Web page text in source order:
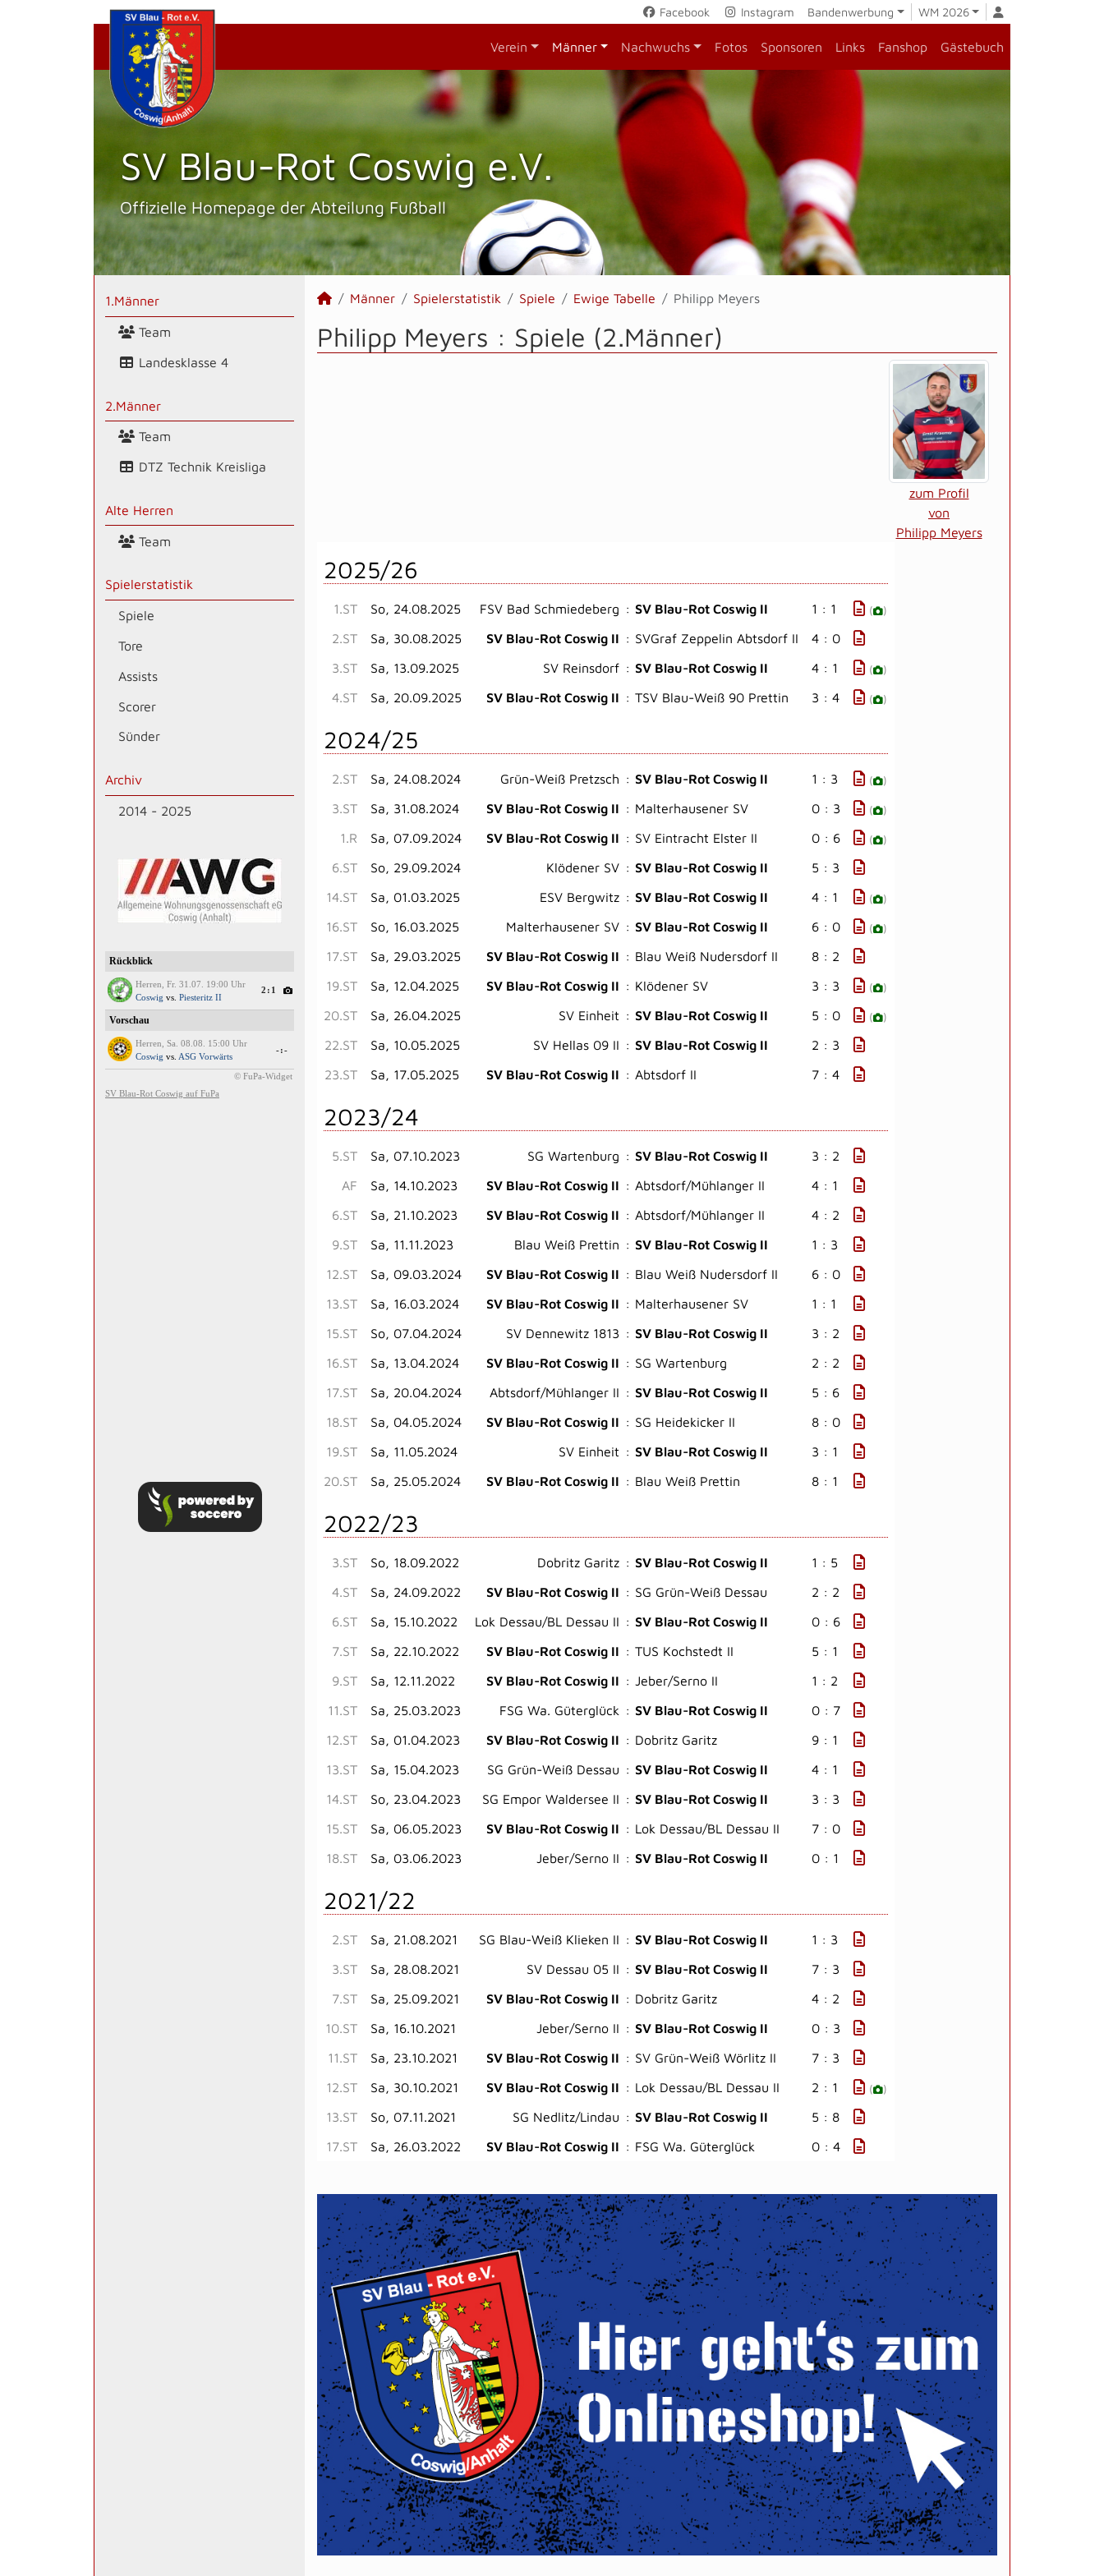
Facebook Instagram Bandenwerbung WM 2026
Verein Männer Nachwuchs Fotos Sponsoren Links Fanshop Gästebuch
SV Blau-Rot Coswig e.V.
Offizielle Homepage der Abteilung Fußball
1.Männer
Team
Landesklasse 4
2.Männer
Team
DTZ Technik Kreisliga
Alte Herren
Team
Spielerstatistik
Spiele
Tore
Assists
Scorer
Sünder
Archiv
2014 - 2025
Männer Spielerstatistik Spiele Ewige Tabelle Philipp Meyers
Philipp Meyers : Spiele (2.Männer)
zum Profil
von
Philipp Meyers
2025/26
1.ST So, 24.08.2025 FSV Bad Schmiedeberg : SV Blau-Rot Coswig II 1 : 1 ( )
2.ST Sa, 30.08.2025 SV Blau-Rot Coswig II : SVGraf Zeppelin Abtsdorf II
4 : 0
3.ST
Sa, 13.09.2025 SV Reinsdorf : SV Blau-Rot Coswig II 4 : 1 ( )
4.ST Sa, 20.09.2025 SV Blau-Rot Coswig II : TSV Blau-Weiß 90 Prettin 3 : 4 ( )
2024/25
2.ST Sa, 24.08.2024 Grün-Weiß Pretzsch : SV Blau-Rot Coswig II 1 : 3 ( )
3.ST Sa, 31.08.2024 SV Blau-Rot Coswig II : Malterhausener SV 0 : 3 ( )
1.R Sa, 07.09.2024 SV Blau-Rot Coswig II : SV Eintracht Elster II 0 : 6 ( )
6.ST So, 29.09.2024 Klödener SV : SV Blau-Rot Coswig II
5 : 3
14.ST
Sa, 01.03.2025 ESV Bergwitz : SV Blau-Rot Coswig II 4 : 1 ( )
16.ST So, 16.03.2025 Malterhausener SV : SV Blau-Rot Coswig II 6 : 0 ( )
17.ST Sa, 29.03.2025 SV Blau-Rot Coswig II : Blau Weiß Nudersdorf II
8 : 2
19.ST
Sa, 12.04.2025 SV Blau-Rot Coswig II : Klödener SV 3 : 3 ( )
20.ST Sa, 26.04.2025 SV Einheit : SV Blau-Rot Coswig II 5 : 0 ( )
22.ST Sa, 10.05.2025 SV Hellas 09 II : SV Blau-Rot Coswig II
2 : 3
23.ST
Sa, 17.05.2025 SV Blau-Rot Coswig II : Abtsdorf II 7 : 4
2023/24
5.ST Sa, 07.10.2023 SG Wartenburg : SV Blau-Rot Coswig II
3 : 2
AF
Sa, 14.10.2023 SV Blau-Rot Coswig II : Abtsdorf/Mühlanger II
4 : 1
6.ST
Sa, 21.10.2023 SV Blau-Rot Coswig II : Abtsdorf/Mühlanger II
4 : 2
9.ST
Sa, 11.11.2023 Blau Weiß Prettin : SV Blau-Rot Coswig II
1 : 3
12.ST
Sa, 09.03.2024 SV Blau-Rot Coswig II : Blau Weiß Nudersdorf II
6 : 0
13.ST
Sa, 16.03.2024 SV Blau-Rot Coswig II : Malterhausener SV
1 : 1
15.ST
So, 07.04.2024 SV Dennewitz 1813 : SV Blau-Rot Coswig II
3 : 2
16.ST
Sa, 13.04.2024 SV Blau-Rot Coswig II : SG Wartenburg
2 : 2
17.ST
Sa, 20.04.2024 Abtsdorf/Mühlanger II : SV Blau-Rot Coswig II
5 : 6
18.ST
Sa, 04.05.2024 SV Blau-Rot Coswig II : SG Heidekicker II
8 : 0
19.ST
Sa, 11.05.2024 SV Einheit : SV Blau-Rot Coswig II
3 : 1
20.ST
Sa, 25.05.2024 SV Blau-Rot Coswig II : Blau Weiß Prettin 8 : 1
2022/23
3.ST So, 18.09.2022 Dobritz Garitz : SV Blau-Rot Coswig II
1 : 5
4.ST
Sa, 24.09.2022 SV Blau-Rot Coswig II : SG Grün-Weiß Dessau
2 : 2
6.ST
Sa, 15.10.2022 Lok Dessau/BL Dessau II : SV Blau-Rot Coswig II
0 : 6
7.ST
Sa, 22.10.2022 SV Blau-Rot Coswig II : TUS Kochstedt II
5 : 1
9.ST
Sa, 12.11.2022 SV Blau-Rot Coswig II : Jeber/Serno II
1 : 2
11.ST
Sa, 25.03.2023 FSG Wa. Güterglück : SV Blau-Rot Coswig II
0 : 7
12.ST
Sa, 01.04.2023 SV Blau-Rot Coswig II : Dobritz Garitz
9 : 1
13.ST
Sa, 15.04.2023 SG Grün-Weiß Dessau : SV Blau-Rot Coswig II
4 : 1
14.ST
So, 23.04.2023 SG Empor Waldersee II : SV Blau-Rot Coswig II
3 : 3
15.ST
Sa, 06.05.2023 SV Blau-Rot Coswig II : Lok Dessau/BL Dessau II
7 : 0
18.ST
Sa, 03.06.2023 Jeber/Serno II : SV Blau-Rot Coswig II 0 : 1
2021/22
2.ST Sa, 21.08.2021 SG Blau-Weiß Klieken II : SV Blau-Rot Coswig II
1 : 3
3.ST
Sa, 28.08.2021 SV Dessau 05 II : SV Blau-Rot Coswig II
7 : 3
7.ST
Sa, 25.09.2021 SV Blau-Rot Coswig II : Dobritz Garitz
4 : 2
10.ST
Sa, 16.10.2021 Jeber/Serno II : SV Blau-Rot Coswig II
0 : 3
11.ST
Sa, 23.10.2021 SV Blau-Rot Coswig II : SV Grün-Weiß Wörlitz II
7 : 3
12.ST
Sa, 30.10.2021 SV Blau-Rot Coswig II : Lok Dessau/BL Dessau II 2 : 1 ( )
13.ST So, 07.11.2021 SG Nedlitz/Lindau : SV Blau-Rot Coswig II
5 : 8
17.ST
Sa, 26.03.2022 SV Blau-Rot Coswig II : FSG Wa. Güterglück 0 : 4